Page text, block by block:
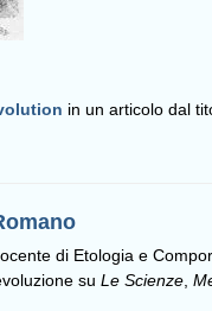
in un articolo dal
di Etologia e
su Le Scienze